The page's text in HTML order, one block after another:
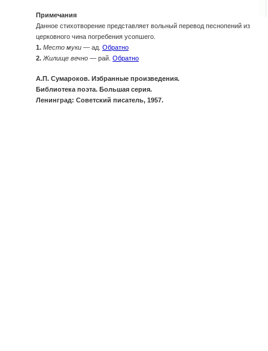
Примечания
Данное стихотворение представляет вольный перевод песнопений из
церковного чина погребения усопшего.
1. Место муки — ад. Обратно
2. Жилище вечно — рай. Обратно
А.П. Сумароков. Избранные произведения.
Библиотека поэта. Большая серия.
Ленинград: Советский писатель, 1957.